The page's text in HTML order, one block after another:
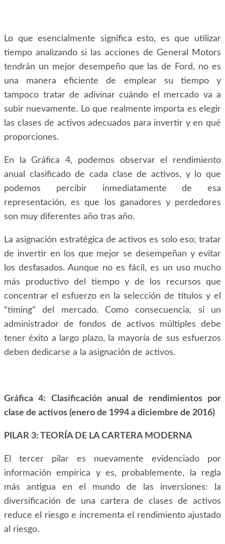
Lo que esencialmente significa esto, es que utilizar
tiempo analizando si las acciones de General Motors
tendrán un mejor desempeño que las de Ford, no es
una manera eficiente de emplear su tiempo y
tampoco tratar de adivinar cuándo el mercado va a
subir nuevamente. Lo que realmente importa es elegir
las clases de activos adecuados para invertir y en qué
proporciones.
En la Gráfica 4, podemos observar el rendimiento
anual clasificado de cada clase de activos, y lo que
podemos percibir inmediatamente de esa
representación, es que los ganadores y perdedores
son muy diferentes año tras año.
La asignación estratégica de activos es solo eso; tratar
de invertir en los que mejor se desempeñan y evitar
los desfasados. Aunque no es fácil, es un uso mucho
más productivo del tiempo y de los recursos que
concentrar el esfuerzo en la selección de títulos y el
“timing” del mercado. Como consecuencia, si un
administrador de fondos de activos múltiples debe
tener éxito a largo plazo, la mayoría de sus esfuerzos
deben dedicarse a la asignación de activos.
Gráfica 4: Clasificación anual de rendimientos por
clase de activos (enero de 1994 a diciembre de 2016)
PILAR 3: TEORÍA DE LA CARTERA MODERNA
El tercer pilar es nuevamente evidenciado por
información empírica y es, probablemente, la regla
más antigua en el mundo de las inversiones: la
diversificación de una cartera de clases de activos
reduce el riesgo e incrementa el rendimiento ajustado
al riesgo.